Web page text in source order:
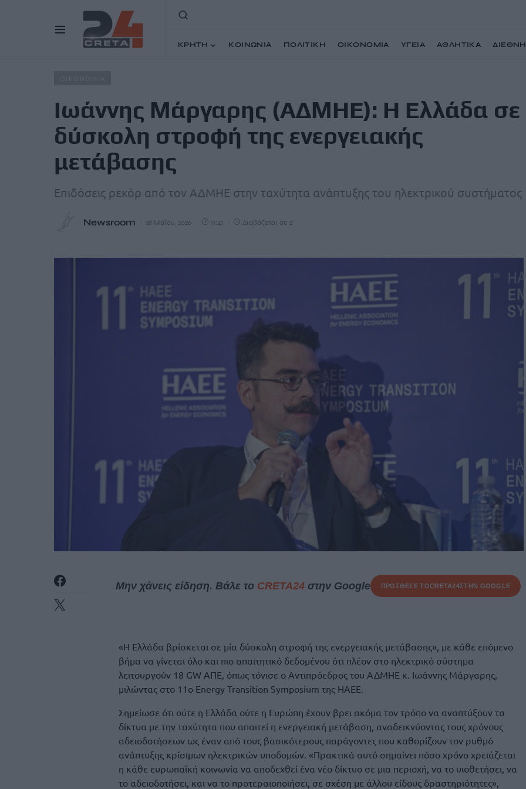
ΚΡΗΤΗ ΚΟΙΝΩΝΙΑ ΠΟΛΙΤΙΚΗ ΟΙΚΟΝΟΜΙΑ ΥΓΕΙΑ ΑΘΛΗΤΙΚΑ ΔΙΕΘΝΗ
Άρθρα Ιωάννης Μάργαρης (ΑΔΜΗΕ): Η Ελλάδα σε δύσκολη στροφή της ενεργειακής μετάβασης
Ιωάννης Μάργαρης (ΑΔΜΗΕ): Η Ελλάδα σε
δύσκολη στροφή της ενεργειακής
μετάβασης
Επιδόσεις ρεκόρ από τον ΑΔΜΗΕ στην ταχύτητα ανάπτυξης του ηλεκτρικού συστήματος
Newsroom 28 Μαΐου, 2026 11:41 Διαβάζεται σε 2'
Μην χάνεις είδηση. Βάλε το CRETA24στην Google ΠΡΟΣΘΕΣΕ ΤΟCRETA24ΣΤΗΝ GOOGLE
«Η Ελλάδα βρίσκεται σε μία δύσκολη στροφή της ενεργειακής μετάβασης», με κάθε επόμενο
βήμα να γίνεται όλο και πιο απαιτητικό δεδομένου ότι πλέον στο ηλεκτρικό σύστημα
λειτουργούν 18 GW ΑΠΕ, όπως τόνισε ο Αντιπρόεδρος του ΑΔΜΗΕ κ. Ιωάννης Μάργαρης,
μιλώντας στο 11ο Energy Transition Symposium της HAEE.
Σημείωσε ότι ούτε η Ελλάδα ούτε η Ευρώπη έχουν βρει ακόμα τον τρόπο να αναπτύξουν τα
δίκτυα με την ταχύτητα που απαιτεί η ενεργειακή μετάβαση, αναδεικνύοντας τους χρόνους
αδειοδοτήσεων ως έναν από τους βασικότερους παράγοντες που καθορίζουν τον ρυθμό
ανάπτυξης κρίσιμων ηλεκτρικών υποδομών. «Πρακτικά αυτό σημαίνει πόσο χρόνο χρειάζεται
η κάθε ευρωπαϊκή κοινωνία να αποδεχθεί ένα νέο δίκτυο σε μια περιοχή, να το υιοθετήσει, να
το αδειοδοτήσει, και να το προτεραιοποιήσει, σε σχέση με άλλου είδους δραστηριότητες»,